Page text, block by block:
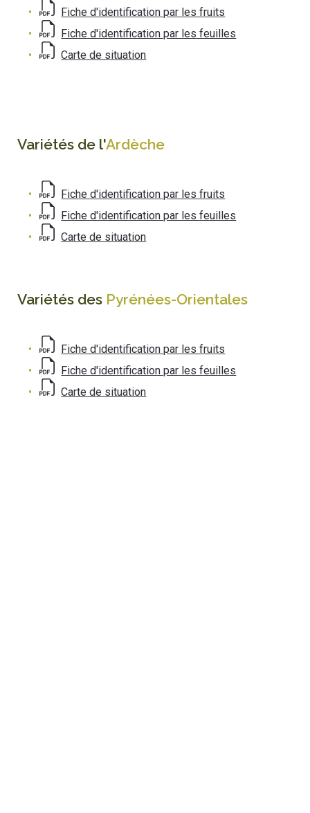
Fiche d'identification par les fruits
Fiche d'identification par les feuilles
Carte de situation
Variétés de l'Ardèche
Fiche d'identification par les fruits
Fiche d'identification par les feuilles
Carte de situation
Variétés des Pyrénées-Orientales
Fiche d'identification par les fruits
Fiche d'identification par les feuilles
Carte de situation